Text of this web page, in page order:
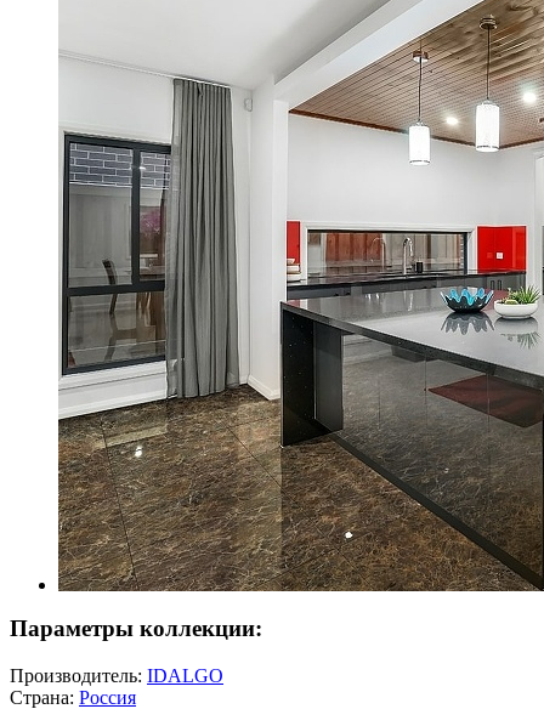
Параметры коллекции:
Производитель: IDALGO
Страна: Россия